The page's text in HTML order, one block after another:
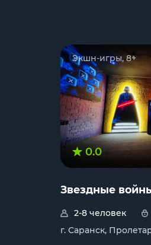
Экшн-игры, 8+
0.0
Звездные
2-8 человек
г. Саранск,